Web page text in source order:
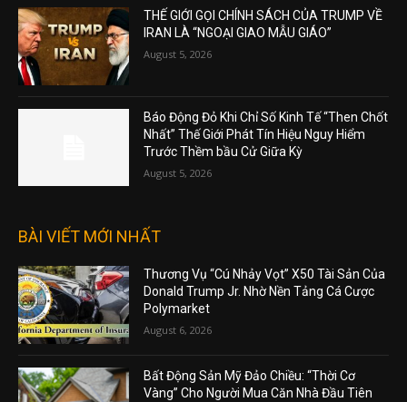
THẾ GIỚI GỌI CHÍNH SÁCH CỦA TRUMP VỀ
IRAN LÀ “NGOẠI GIAO MẪU GIÁO”
August 5, 2026
Báo Động Đỏ Khi Chỉ Số Kinh Tế “Then Chốt
Nhất” Thế Giới Phát Tín Hiệu Nguy Hiểm
Trước Thềm bầu Cử Giữa Kỳ
August 5, 2026
BÀI VIẾT MỚI NHẤT
Thương Vụ “Cú Nhảy Vọt” X50 Tài Sản Của
Donald Trump Jr. Nhờ Nền Tảng Cá Cược
Polymarket
August 6, 2026
Bất Động Sản Mỹ Đảo Chiều: “Thời Cơ
Vàng” Cho Người Mua Căn Nhà Đầu Tiên